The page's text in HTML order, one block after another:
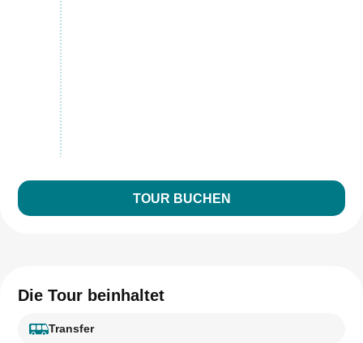
TOUR BUCHEN
Die Tour beinhaltet
Transfer